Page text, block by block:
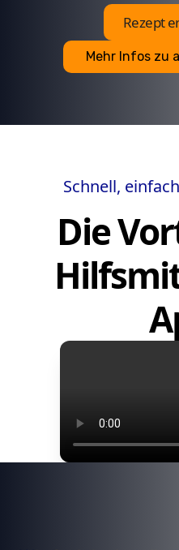
Rezept
Mehr Infos zu
Schnell,
Die